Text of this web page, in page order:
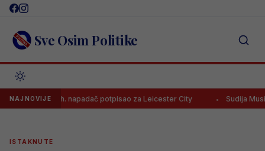
Skip
content Sve Osim Politike
NAJNOVIJE
Bh. napadač potpisao za Leicester City Sudija Musić naredio
ISTAKNUTE